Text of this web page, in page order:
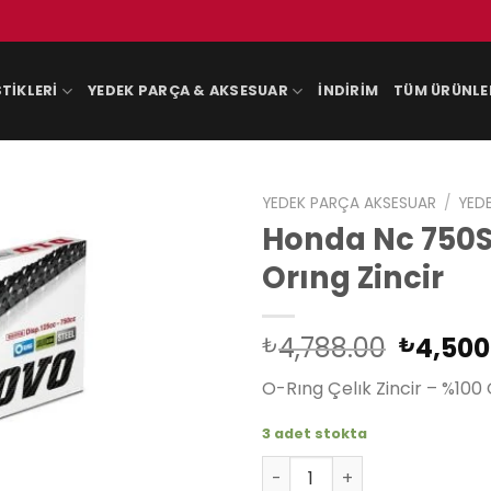
YEDEK PARÇA & AKSESUAR İNDIRIM TÜM
YEDEK PARÇA AKSESUAR /
Honda Nc
Orıng Zincir
₺4,788.00
fiyat:
₺
O-Rıng Çelık Zincir – %100
3 adet stokta
Honda Nc 750S Dct 2014-